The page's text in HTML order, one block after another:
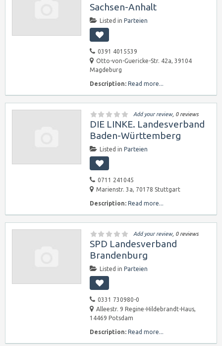
Sachsen-Anhalt
Listed in Parteien
0391 4015539
Otto-von-Guericke-Str. 42a, 39104
Magdeburg
Description: Read more...
Add your review, 0 reviews
DIE LINKE. Landesverband
Baden-Württemberg
Listed in Parteien
0711 241045
Marienstr. 3a, 70178 Stuttgart
Description: Read more...
Add your review, 0 reviews
SPD Landesverband
Brandenburg
Listed in Parteien
0331 730980-0
Alleestr. 9 Regine-Hildebrandt-Haus,
14469 Potsdam
Description: Read more...